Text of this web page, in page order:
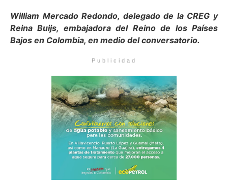
William Mercado Redondo, delegado de la CREG y
Reina Buijs, embajadora del Reino de los Países
Bajos en Colombia, en medio del conversatorio.
Publicidad